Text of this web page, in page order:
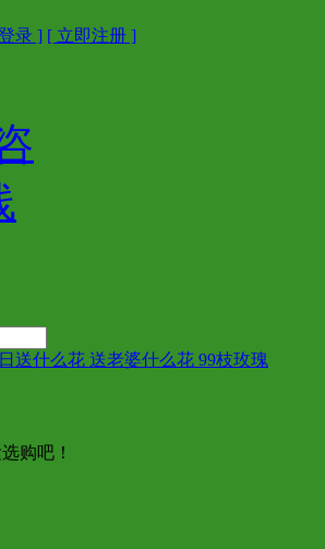
录 ] [ 立即注册 ]
送什么花 送老婆什么花 99枝玫瑰
购吧！